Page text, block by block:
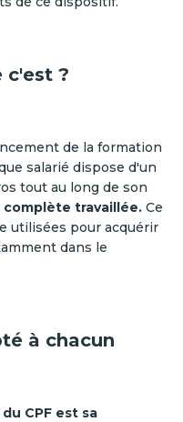
c'est ?
de la formation
salarié dispose d'un
tout au long de son
travaillée. Ce
utilisées pour acquérir
dans le
à chacun
CPF est sa